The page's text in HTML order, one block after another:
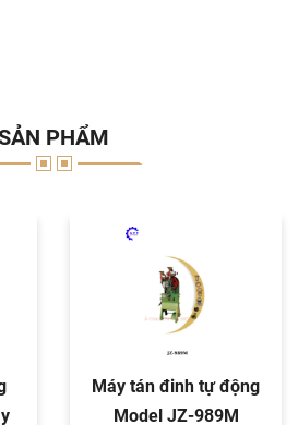
PHẨM
Máy tán đinh tự động
Model JZ-989M